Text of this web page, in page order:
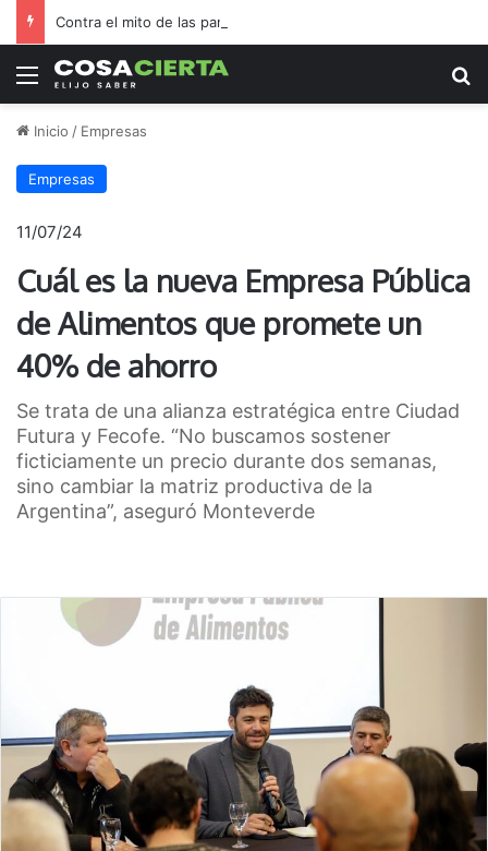
Menú
Inicio / Empresas
Empresas
11/07/24
Cuál es la nueva Empresa Pública
de Alimentos que promete un
40% de ahorro
Se trata de una alianza estratégica entre Ciudad
Futura y Fecofe. “No buscamos sostener
ficticiamente un precio durante dos semanas,
sino cambiar la matriz productiva de la
Argentina”, aseguró Monteverde